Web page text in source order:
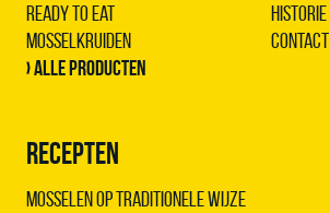
Ready to Eat
Mosselkruiden
› Alle producten
RECEPTEN
Mosselen op traditionele wijze
Historie
Contact